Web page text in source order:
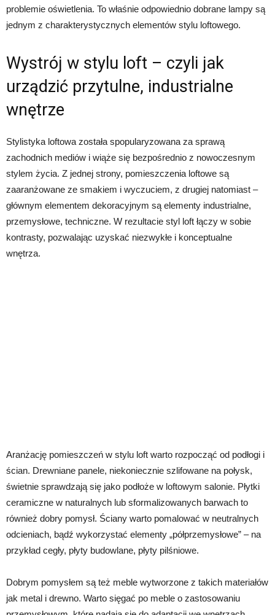
problemie oświetlenia. To właśnie odpowiednio dobrane lampy są
jednym z charakterystycznych elementów stylu loftowego.
Wystrój w stylu loft – czyli jak
urządzić przytulne, industrialne
wnętrze
Stylistyka loftowa została spopularyzowana za sprawą
zachodnich mediów i wiąże się bezpośrednio z nowoczesnym
stylem życia. Z jednej strony, pomieszczenia loftowe są
zaaranżowane ze smakiem i wyczuciem, z drugiej natomiast –
głównym elementem dekoracyjnym są elementy industrialne,
przemysłowe, techniczne. W rezultacie styl loft łączy w sobie
kontrasty, pozwalając uzyskać niezwykłe i konceptualne
wnętrza.
Aranżację pomieszczeń w stylu loft warto rozpocząć od podłogi i
ścian. Drewniane panele, niekoniecznie szlifowane na połysk,
świetnie sprawdzają się jako podłoże w loftowym salonie. Płytki
ceramiczne w naturalnych lub sformalizowanych barwach to
również dobry pomysł. Ściany warto pomalować w neutralnych
odcieniach, bądź wykorzystać elementy „półprzemysłowe” – na
przykład cegły, płyty budowlane, płyty pilśniowe.
Dobrym pomysłem są też meble wytworzone z takich materiałów
jak metal i drewno. Warto sięgać po meble o zastosowaniu